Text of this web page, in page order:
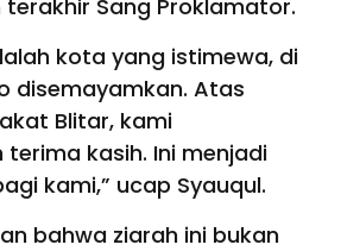
Sang Proklamator.
kota yang istimewa, di
disemayamkan. Atas
Blitar, kami
kasih. Ini menjadi
kami,” ucap Syauqul.
bahwa ziarah ini bukan